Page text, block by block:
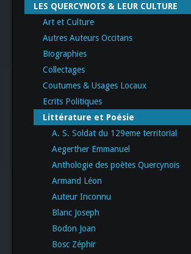
LES QUERCYNOIS & LEUR CULTURE
Art et Culture
Autres Auteurs Occitans
Biographies
Collectages
Coutumes & Usages Locaux
Ecrits Politiques
Littérature et Poésie
A. S. Soldat du 129eme territorial
Aegerther Emmanuel
Anthologie des poètes Quercynois
Armand Léon
Auteur Inconnu
Blanc Joseph
Bodon Joan
Bosc Zéphir